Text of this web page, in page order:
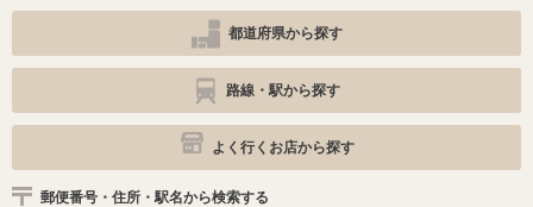
都道府県から探す
路線・駅から探す
よく行くお店から探す
郵便番号・住所・駅名から検索する